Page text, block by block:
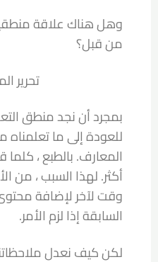
وهل هناك علاقة
من قبل؟
تحرير
بمجرد أن نجد منطق
للعودة إلى ما
المعارف. بالطبع ، كلما
أكثر. لهذا السبب ، من
وقت لآخر لإضافة
السابقة إذا لزم الأمر.
لكن كيف نعدل